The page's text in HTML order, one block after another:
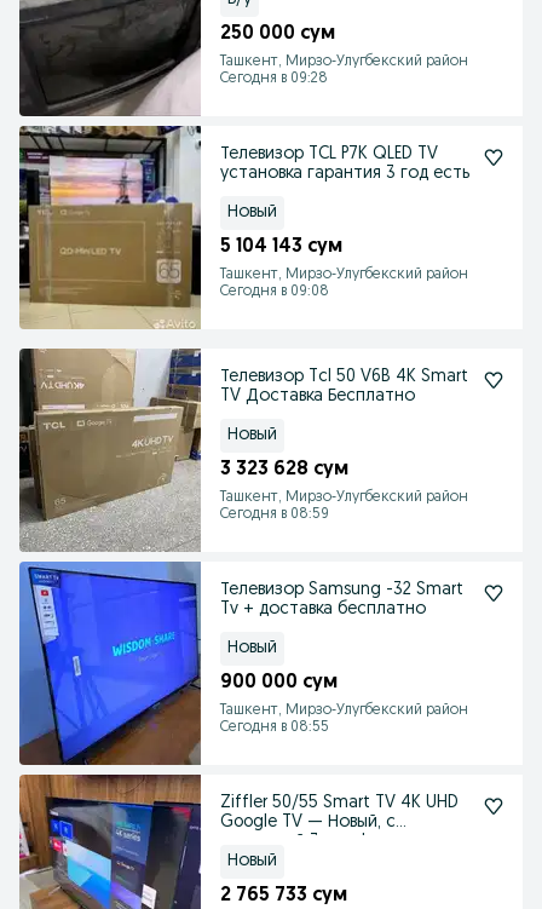
250 000 сум
Ташкент, Мирзо-Улугбекский район
Сегодня в 09:28
Телевизор TCL P7K QLED TV
установка гарантия 3 год есть
Новый
5 104 143 сум
Ташкент, Мирзо-Улугбекский район
Сегодня в 09:08
Телевизор Tcl 50 V6B 4K Smart
TV Доставка Бесплатно
Новый
3 323 628 сум
Ташкент, Мирзо-Улугбекский район
Сегодня в 08:59
Телевизор Samsung -32 Smart
Tv + доставка бесплатно
Новый
900 000 сум
Ташкент, Мирзо-Улугбекский район
Сегодня в 08:55
Ziffler 50/55 Smart TV 4K UHD
Google TV — Новый, с
Новый
2 765 733 сум